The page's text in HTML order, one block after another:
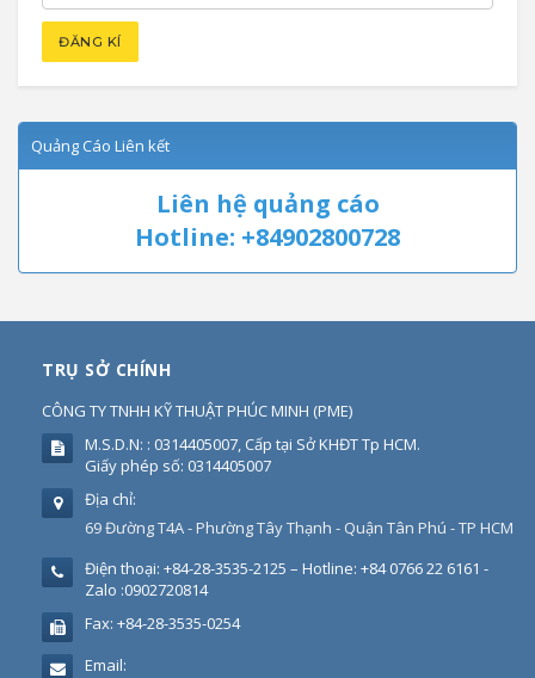
Quảng Cáo Liên kết
Liên hệ quảng cáo
Hotline: +84902800728
TRỤ SỞ CHÍNH
CÔNG TY TNHH KỸ THUẬT PHÚC MINH (PME)
M.S.D.N: : 0314405007, Cấp tại Sở KHĐT Tp HCM.
Giấy phép số: 0314405007
Địa chỉ:
69 Đường T4A - Phường Tây Thạnh - Quận Tân Phú - TP HCM
Điện thoại: +84-28-3535-2125 – Hotline: +84 0766 22 6161 -
Zalo :0902720814
Fax: +84-28-3535-0254
Email: